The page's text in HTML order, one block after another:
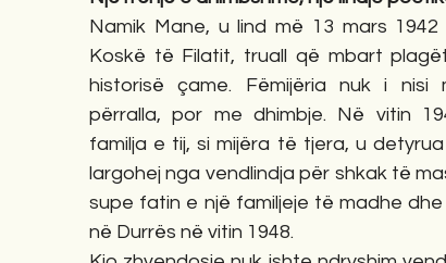
Namik Mane, u lind më 13 mars 1942
Koskë të Filatit, truall që mbart
historisë çame. Fëmijëria nuk i nisi
përralla, por me dhimbje. Në vitin
familja e tij, si mijëra të tjera, u
largohej nga vendlindja për shkak të
supe fatin e një familjeje të madhe
në Durrës në vitin 1948.